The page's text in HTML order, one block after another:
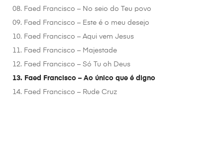
08. Faed Francisco – No seio do Teu povo
09. Faed Francisco – Este é o meu desejo
10. Faed Francisco – Aqui vem Jesus
11. Faed Francisco – Majestade
12. Faed Francisco – Só Tu oh Deus
13. Faed Francisco – Ao único que é digno
14. Faed Francisco – Rude Cruz